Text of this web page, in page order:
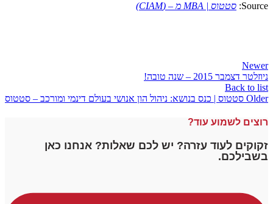
Source: סטטוס | MBA מ – (CIAM)
Newer
ניוזלטר דצמבר 2015 – שנה טובה!
Back to list
Older סטטוס | כנס בנושא: ניהול הון אנושי בעולם דינמי ומורכב – סטטוס
רוצים לשמוע עוד?
זקוקים לעוד עזרה? יש לכם שאלות? אנחנו כאן
בשבילכם.